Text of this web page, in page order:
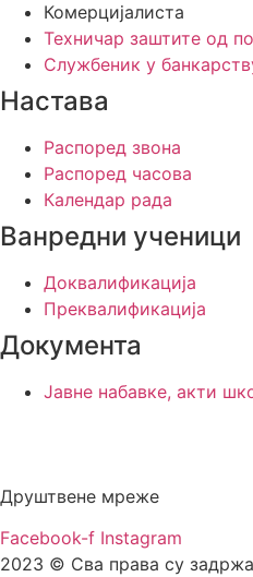
Комерцијалиста
Техничар заштите од
Службеник у
Настава
Распоред звона
Распоред часова
Календар рада
Ванредни ученици
Доквалификација
Преквалификација
Документа
Јавне набавке, акти
Друштвене мреже
Facebook-f Instagram
2023 © Сва права су